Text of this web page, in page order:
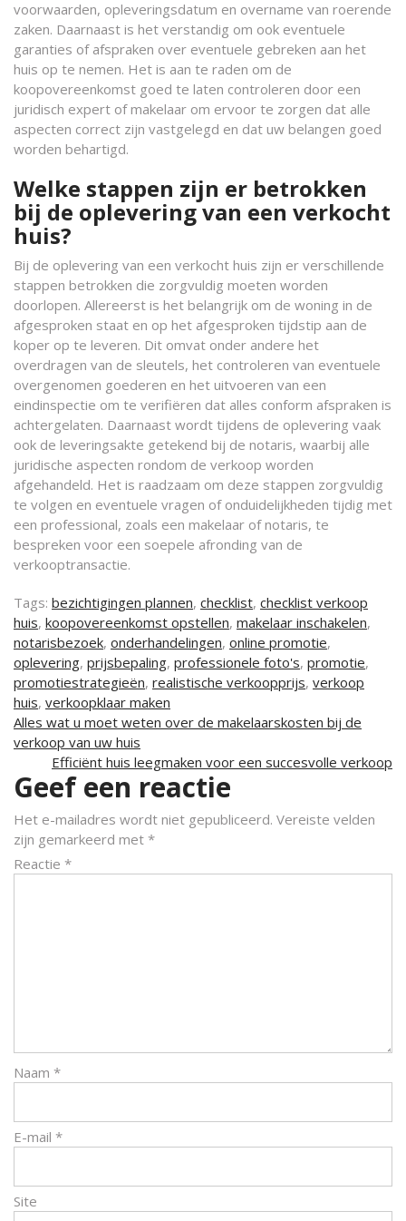
voorwaarden, opleveringsdatum en overname van roerende
zaken. Daarnaast is het verstandig om ook eventuele
garanties of afspraken over eventuele gebreken aan het
huis op te nemen. Het is aan te raden om de
koopovereenkomst goed te laten controleren door een
juridisch expert of makelaar om ervoor te zorgen dat alle
aspecten correct zijn vastgelegd en dat uw belangen goed
worden behartigd.
Welke stappen zijn er betrokken
bij de oplevering van een verkocht
huis?
Bij de oplevering van een verkocht huis zijn er verschillende
stappen betrokken die zorgvuldig moeten worden
doorlopen. Allereerst is het belangrijk om de woning in de
afgesproken staat en op het afgesproken tijdstip aan de
koper op te leveren. Dit omvat onder andere het
overdragen van de sleutels, het controleren van eventuele
overgenomen goederen en het uitvoeren van een
eindinspectie om te verifiëren dat alles conform afspraken is
achtergelaten. Daarnaast wordt tijdens de oplevering vaak
ook de leveringsakte getekend bij de notaris, waarbij alle
juridische aspecten rondom de verkoop worden
afgehandeld. Het is raadzaam om deze stappen zorgvuldig
te volgen en eventuele vragen of onduidelijkheden tijdig met
een professional, zoals een makelaar of notaris, te
bespreken voor een soepele afronding van de
verkooptransactie.
Tags: bezichtigingen plannen, checklist, checklist verkoop
huis, koopovereenkomst opstellen, makelaar inschakelen,
notarisbezoek, onderhandelingen, online promotie,
oplevering, prijsbepaling, professionele foto's, promotie,
promotiestrategieën, realistische verkoopprijs, verkoop
huis, verkoopklaar maken
Berichtnavigatie
Alles wat u moet weten over de makelaarskosten bij de
verkoop van uw huis
Efficiënt huis leegmaken voor een succesvolle verkoop
Geef een reactie
Het e-mailadres wordt niet gepubliceerd. Vereiste velden
zijn gemarkeerd met *
Reactie *
Naam *
E-mail *
Site